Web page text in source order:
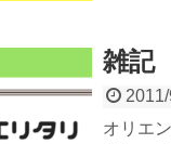
雑記
オリエ